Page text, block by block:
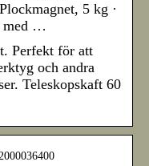
5 kg ·
med …
Perfekt för att
och andra
Teleskopskaft 60